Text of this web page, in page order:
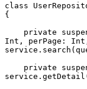
class
{
Int, perPage: